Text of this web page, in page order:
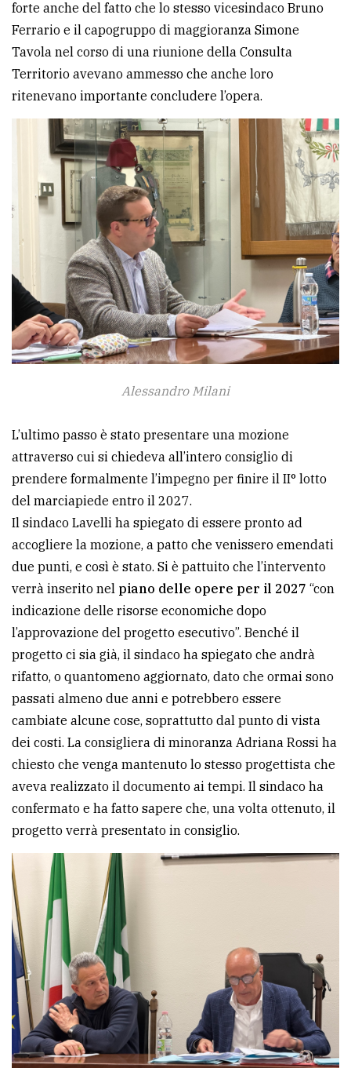
forte anche del fatto che lo stesso vicesindaco Bruno
Ferrario e il capogruppo di maggioranza Simone
Tavola nel corso di una riunione della Consulta
Territorio avevano ammesso che anche loro
ritenevano importante concludere l’opera.
Alessandro Milani
L’ultimo passo è stato presentare una mozione
attraverso cui si chiedeva all’intero consiglio di
prendere formalmente l’impegno per finire il II° lotto
del marciapiede entro il 2027.
Il sindaco Lavelli ha spiegato di essere pronto ad
accogliere la mozione, a patto che venissero emendati
due punti, e così è stato. Si è pattuito che l’intervento
verrà inserito nel piano delle opere per il 2027 “con
indicazione delle risorse economiche dopo
l’approvazione del progetto esecutivo”. Benché il
progetto ci sia già, il sindaco ha spiegato che andrà
rifatto, o quantomeno aggiornato, dato che ormai sono
passati almeno due anni e potrebbero essere
cambiate alcune cose, soprattutto dal punto di vista
dei costi. La consigliera di minoranza Adriana Rossi ha
chiesto che venga mantenuto lo stesso progettista che
aveva realizzato il documento ai tempi. Il sindaco ha
confermato e ha fatto sapere che, una volta ottenuto, il
progetto verrà presentato in consiglio.